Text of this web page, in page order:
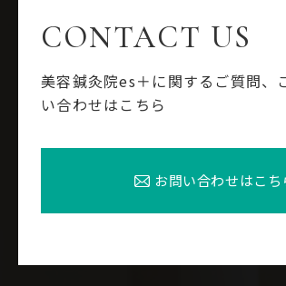
CONTACT US
美容鍼灸院es＋に関するご質問、
い合わせはこちら
お問い合わせはこち